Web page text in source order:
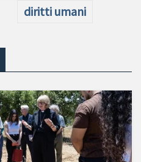
diritti umani